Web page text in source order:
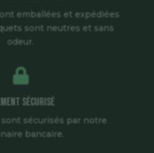
emballées et expédiées
sont neutres et sans
odeur.

sécurisé
sécurisés par notre
bancaire.